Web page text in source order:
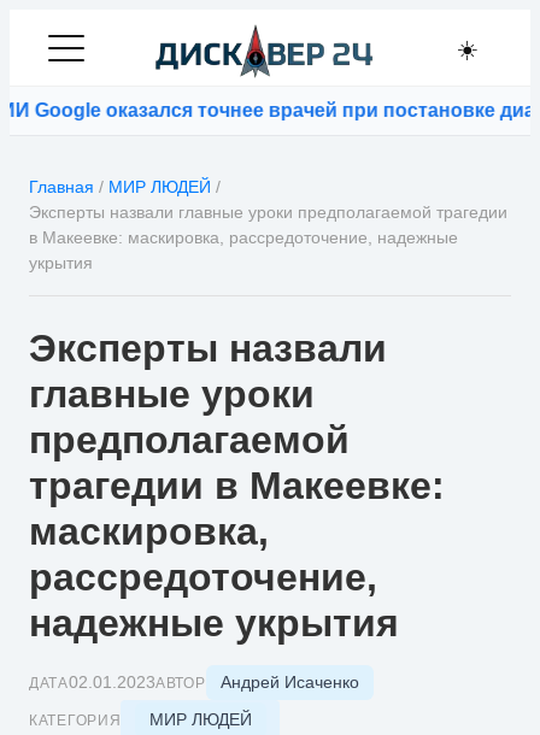
☀️
оказался точнее врачей при постановке
Главная / МИР ЛЮДЕЙ /
Эксперты назвали главные уроки предполагаемой трагедии
в Макеевке: маскировка, рассредоточение, надежные
укрытия
Эксперты назвали
главные уроки
предполагаемой
трагедии в Макеевке:
маскировка,
рассредоточение,
надежные укрытия
ДАТА02.01.2023АВТОР Андрей Исаченко
КАТЕГОРИЯ МИР ЛЮДЕЙ